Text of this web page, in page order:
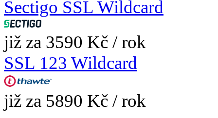
Sectigo SSL Wildcard
již za 3590 Kč / rok
SSL 123 Wildcard
již za 5890 Kč / rok